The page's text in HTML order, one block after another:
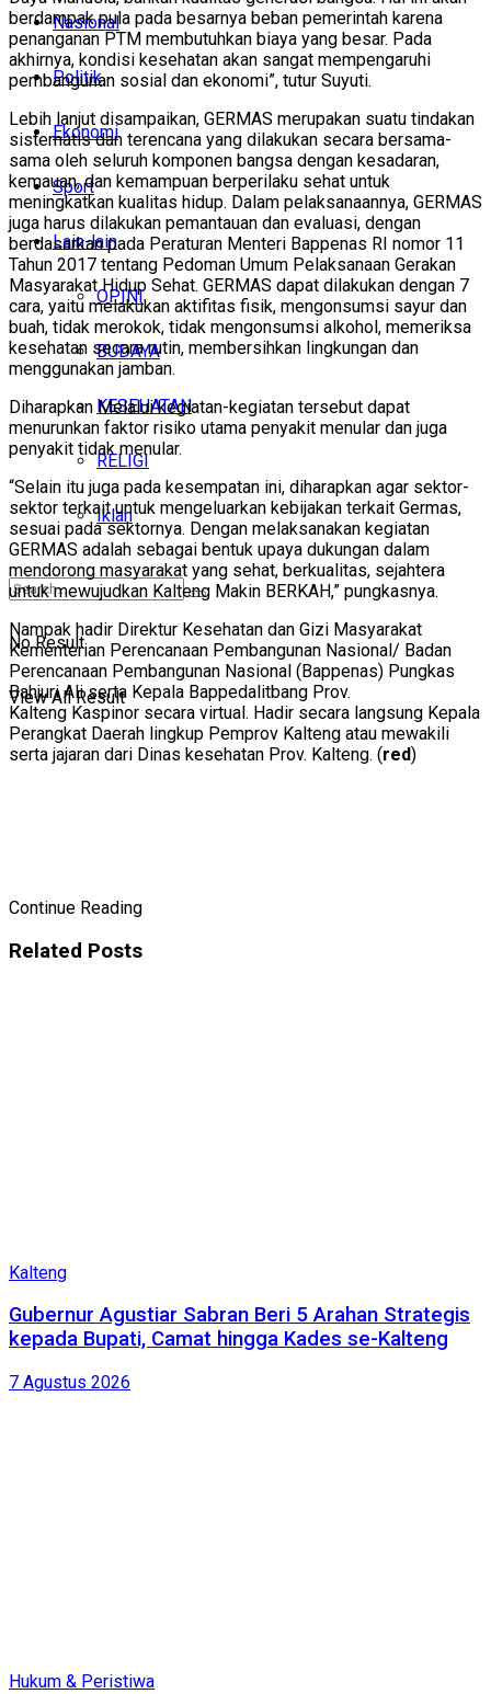
Nasional
Politik
Ekonomi
Sport
Lain-lain
OPINI
BUDAYA
KESEHATAN
RELIGI
Iklan
No Result
View All Result
berdampak pula pada besarnya beban pemerintah karena
penanganan PTM membutuhkan biaya yang besar. Pada
akhirnya, kondisi kesehatan akan sangat mempengaruhi
pembangunan sosial dan ekonomi”, tutur Suyuti.
Lebih lanjut disampaikan, GERMAS merupakan suatu tindakan
sistematis dan terencana yang dilakukan secara bersama-
sama oleh seluruh komponen bangsa dengan kesadaran,
kemauan, dan kemampuan berperilaku sehat untuk
meningkatkan kualitas hidup. Dalam pelaksanaannya, GERMAS
juga harus dilakukan pemantauan dan evaluasi, dengan
berdasarkan pada Peraturan Menteri Bappenas RI nomor 11
Tahun 2017 tentang Pedoman Umum Pelaksanaan Gerakan
Masyarakat Hidup Sehat. GERMAS dapat dilakukan dengan 7
cara, yaitu melakukan aktifitas fisik, mengonsumsi sayur dan
buah, tidak merokok, tidak mengonsumsi alkohol, memeriksa
kesehatan secara rutin, membersihkan lingkungan dan
menggunakan jamban.
Diharapkan Melalui kegiatan-kegiatan tersebut dapat
menurunkan faktor risiko utama penyakit menular dan juga
penyakit tidak menular.
“Selain itu juga pada kesempatan ini, diharapkan agar sektor-
sektor terkait untuk mengeluarkan kebijakan terkait Germas,
sesuai pada sektornya. Dengan melaksanakan kegiatan
GERMAS adalah sebagai bentuk upaya dukungan dalam
mendorong masyarakat yang sehat, berkualitas, sejahtera
untuk mewujudkan Kalteng Makin BERKAH,” pungkasnya.
Nampak hadir Direktur Kesehatan dan Gizi Masyarakat
Kementerian Perencanaan Pembangunan Nasional/ Badan
Perencanaan Pembangunan Nasional (Bappenas) Pungkas
Bahjuri Ali serta Kepala Bappedalitbang Prov.
Kalteng Kaspinor secara virtual. Hadir secara langsung Kepala
Perangkat Daerah lingkup Pemprov Kalteng atau mewakili
serta jajaran dari Dinas kesehatan Prov. Kalteng. (red)
Continue Reading
Related Posts
Kalteng
Gubernur Agustiar Sabran Beri 5 Arahan Strategis
kepada Bupati, Camat hingga Kades se-Kalteng
7 Agustus 2026
Hukum & Peristiwa